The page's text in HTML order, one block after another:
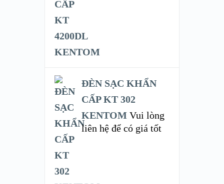
ĐÈN SẠC KHẨN
CẤP KT 302
KENTOM Vui lòng
liên hệ để có giá tốt